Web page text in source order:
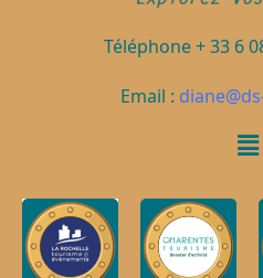
Téléphone + 33 6
Email :